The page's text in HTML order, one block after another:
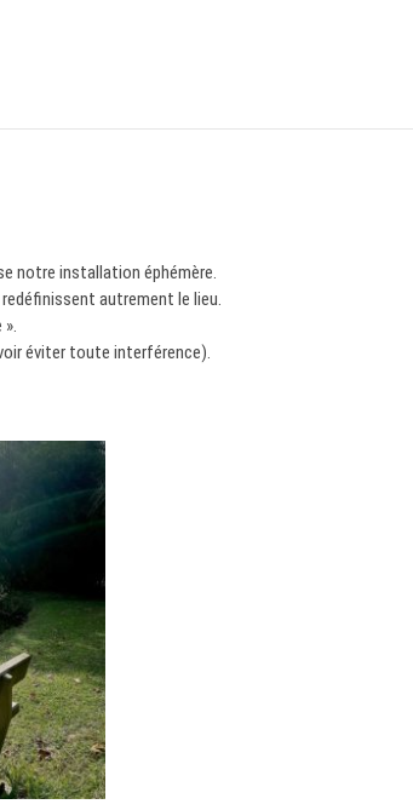
notre installation éphémère.
autrement le lieu.
éviter toute interférence).